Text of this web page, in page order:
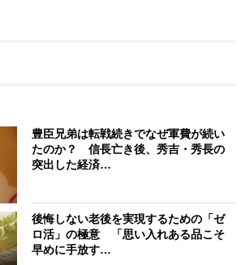
豊臣兄弟は転戦続きでなぜ軍費が続い
たのか？ 信長亡き後、秀吉・秀長の
突出した経済…
後悔しない老後を実現するための「ゼ
ロ活」の極意 「思い入れある品こそ
早めに手放す…